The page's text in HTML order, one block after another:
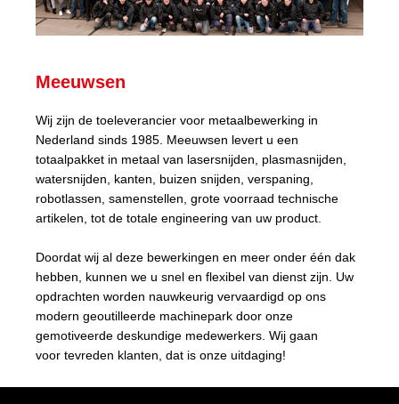
Meeuwsen
Wij zijn de toeleverancier voor metaalbewerking in
Nederland sinds 1985. Meeuwsen levert u een
totaalpakket in metaal van lasersnijden, plasmasnijden,
watersnijden, kanten, buizen snijden, verspaning,
robotlassen, samenstellen, grote voorraad technische
artikelen, tot de totale engineering van uw product.
Doordat wij al deze bewerkingen en meer onder één dak
hebben, kunnen we u snel en flexibel van dienst zijn. Uw
opdrachten worden nauwkeurig vervaardigd op ons
modern geoutilleerde machinepark door onze
gemotiveerde deskundige medewerkers. Wij gaan
voor tevreden klanten, dat is onze uitdaging!